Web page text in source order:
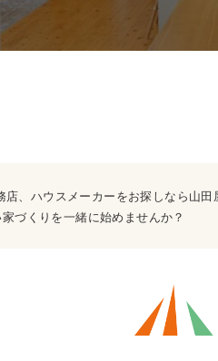
、ハウスメーカーをお探しなら山
づくりを一緒に始めませんか？